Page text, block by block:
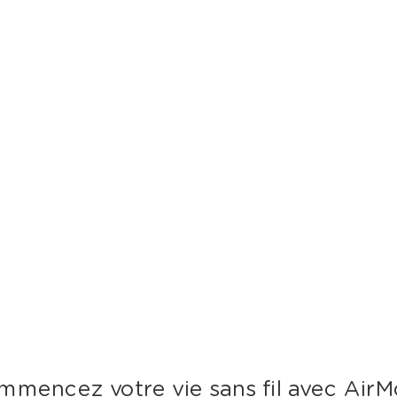
votre vie sans fil avec